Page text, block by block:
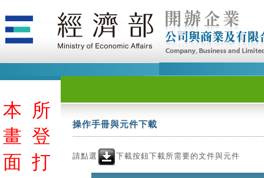
本
畫
面
所
登
打
操作手冊與元件下載
請點選 下載按鈕下載所需要的文件與元件